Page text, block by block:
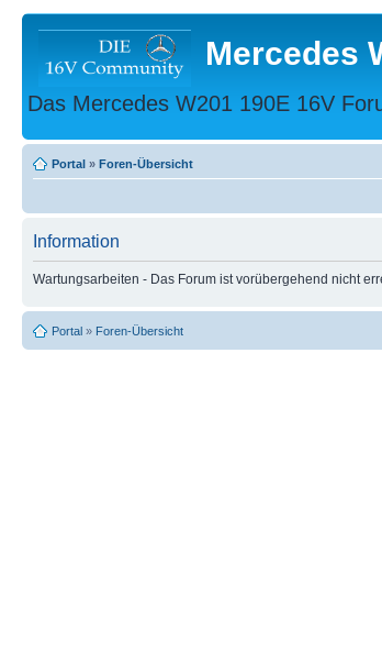
Mercedes
Das Mercedes W201 190E 16V
Portal » Foren-Übersicht
Information
Wartungsarbeiten - Das Forum ist vorübergehend nicht
Portal » Foren-Übersicht